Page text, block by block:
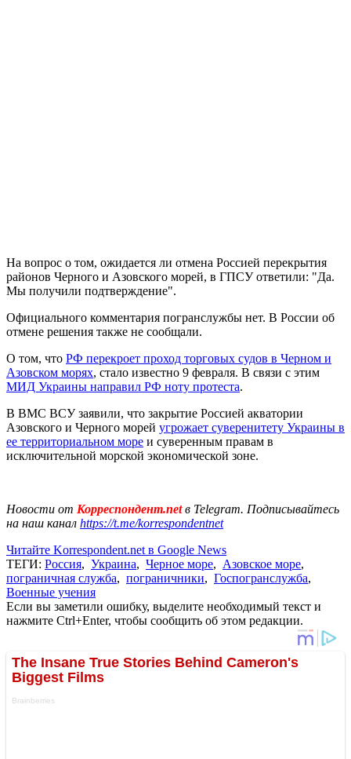
На вопрос о том, ожидается ли отмена Россией перекрытия
районов Черного и Азовского морей, в ГПСУ ответили: "Да.
Мы получили подтверждение".
Официального комментария погранслужбы нет. В России об
отмене решения также не сообщали.
О том, что РФ перекроет проход торговых судов в Черном и
Азовском морях, стало известно 9 февраля. В связи с этим
МИД Украины направил РФ ноту протеста.
В ВМС ВСУ заявили, что закрытие Россией акватории
Азовского и Черного морей угрожает суверенитету Украины в
ее территориальном море и суверенным правам в
исключительной морской экономической зоне.
Новости от Корреспондент.netв Telegram. Подписывайтесь
на наш канал https://t.me/korrespondentnet
Читайте Korrespondent.net в Google News
ТЕГИ: Россия, Украина, Черное море, Азовское море,
пограничная служба, пограничники, Госпогранслужба,
Военные учения
Если вы заметили ошибку, выделите необходимый текст и
нажмите Ctrl+Enter, чтобы сообщить об этом редакции.